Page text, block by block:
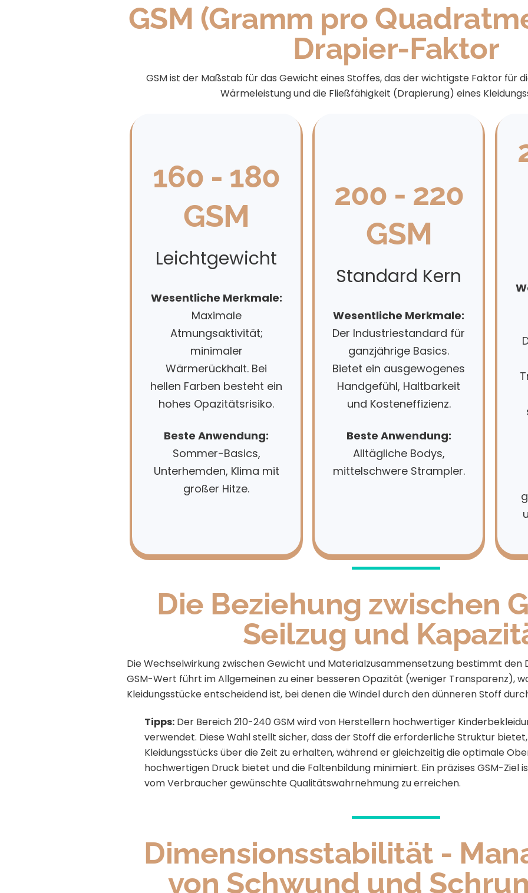
GSM (Gramm pro
Drapier-Faktor
GSM ist der Maßstab für das Gewicht eines Stoffes, das der wichtigste Faktor für
Wärmeleistung und die Fließfähigkeit (Drapierung) eines
160 - 180
GSM
Leichtgewicht
Wesentliche Merkmale:
Maximale
Atmungsaktivität;
minimaler
Wärmerückhalt. Bei
hellen Farben besteht ein
hohes Opazitätsrisiko.
Beste Anwendung:
Sommer-Basics,
Unterhemden, Klima mit
großer Hitze.
200 - 220
GSM
Standard Kern
Wesentliche Merkmale:
Der Industriestandard für
ganzjährige Basics.
Bietet ein ausgewogenes
Handgefühl, Haltbarkeit
und Kosteneffizienz.
Beste Anwendung:
Alltägliche Bodys,
mittelschwere Strampler.
Die Beziehung zwischen
Seilzug und
Die Wechselwirkung zwischen Gewicht und Materialzusammensetzung bestimmt den
GSM-Wert führt im Allgemeinen zu einer besseren Opazität (weniger Transparenz),
Kleidungsstücke entscheidend ist, bei denen die Windel durch den dünneren Stoff
Tipps: Der Bereich 210-240 GSM wird von Herstellern hochwertiger
verwendet. Diese Wahl stellt sicher, dass der Stoff die erforderliche Struktur
Kleidungsstücks über die Zeit zu erhalten, während er gleichzeitig die optimale
hochwertigen Druck bietet und die Faltenbildung minimiert. Ein präzises GSM-Ziel
vom Verbraucher gewünschte Qualitätswahrnehmung zu erreichen.
Dimensionsstabilität -
von Schwund und